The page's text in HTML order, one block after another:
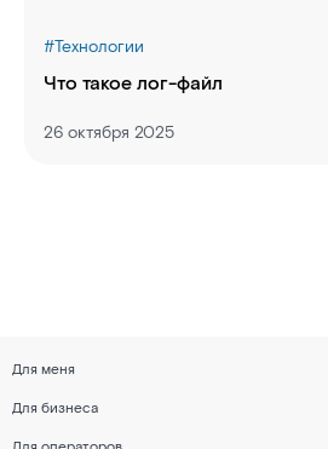
#Технологии
Что такое лог-файл
26 октября 2025
Для меня
Для бизнеса